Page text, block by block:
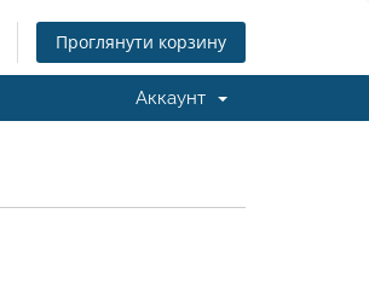
Проглянути корзину
Аккаунт